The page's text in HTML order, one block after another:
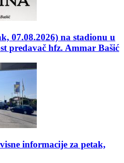
07.08.2026) na stadionu u
predavač hfz. Ammar Bašić
informacije za petak,